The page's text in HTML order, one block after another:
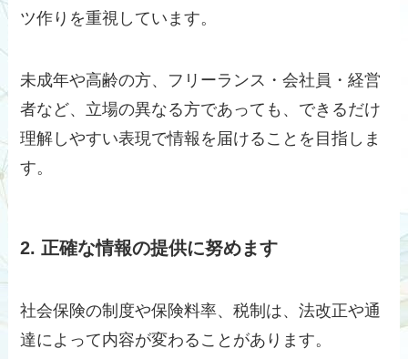
ツ作りを重視しています。
未成年や高齢の方、フリーランス・会社員・経営
者など、立場の異なる方であっても、できるだけ
理解しやすい表現で情報を届けることを目指しま
す。
2. 正確な情報の提供に努めます
社会保険の制度や保険料率、税制は、法改正や通
達によって内容が変わることがあります。